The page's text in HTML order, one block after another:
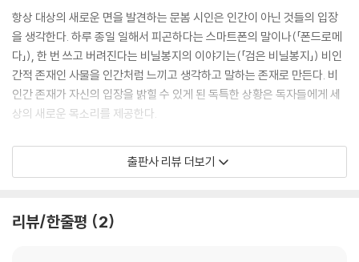
항상 대상의 새로운 면을 발견하는 문봄 시인은 인간이 아닌 것들의 입장
을 생각한다. 하루 종일 일해서 피곤하다는 스마트폰의 말이나(「폰드로메
다」), 한 번 쓰고 버려진다는 비닐봉지의 이야기는(「검은 비닐봉지」) 비인
간적 존재인 사물을 인간처럼 느끼고 생각하고 말하는 존재로 만든다. 비
인간 존재가 자신의 입장을 밝힐 수 있게 된 독특한 상황은 독자들에게 세
상의 새로운 목소리를 제공한다.
시인의 상상력은 비인간을 인간처럼 주체적인 존재로 변화시킨다. 비인간
존재의 새로운 측면을 발견하는 시인의 시각은 사회에서 소외되던 이들의
출판사 리뷰 더보기
리뷰/한줄평 2